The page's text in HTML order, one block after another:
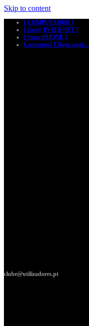
Skip to content
[ COMPUTADOR ]
[ Gui@ INTERNET ]
[ SmartPHONE ]
Contactos? Clique aqui…
clube@utilizadores.pt